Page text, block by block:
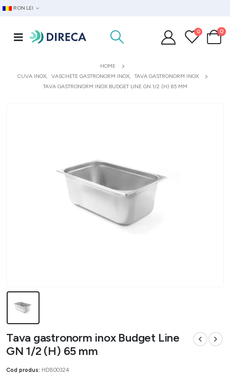
RON LEI
0 0
HOME
CUVA INOX, VASCHETE GASTRONORM INOX, TAVA GASTRONORM INOX
TAVA GASTRONORM INOX BUDGET LINE GN 1/2 (H) 65 MM
Tava gastronorm inox Budget Line
GN 1/2 (H) 65 mm
Cod produs: HD800324